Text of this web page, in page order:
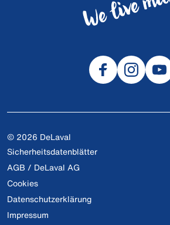
© 2026 DeLaval
Sicherheitsdatenblätter
AGB / DeLaval AG
Cookies
Datenschutzerklärung
Impressum